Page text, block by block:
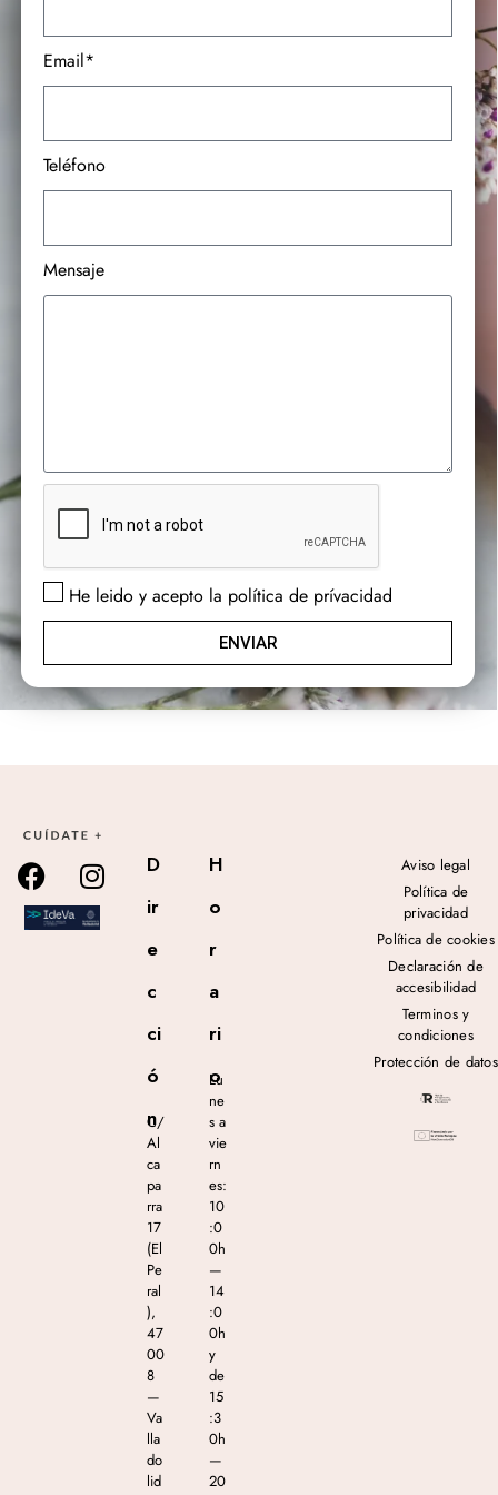
Email*
Teléfono
Mensaje
He leido y acepto la política de prívacidad
ENVIAR
D
ir
e
c
ci
ó
n
C/
Al
ca
pa
rra
17
(El
Pe
ral
),
47
00
8
—
Va
lla
do
lid
H
o
r
a
ri
o
Lu
ne
s a
vie
rn
es:
10
:0
0h
—
14
:0
0h
y
de
15
:3
0h
—
20
Aviso legal
Política de
privacidad
Política de cookies
Declaración de
accesibilidad
Terminos y
condiciones
Protección de datos